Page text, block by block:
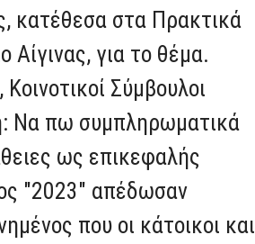
κατέθεσα στα Πρακτικά
Αίγινας, για το θέμα.
Σύμβουλοι
Να πω συμπληρωματικά
ως επικεφαλής
"2023" απέδωσαν
που οι κάτοικοι και